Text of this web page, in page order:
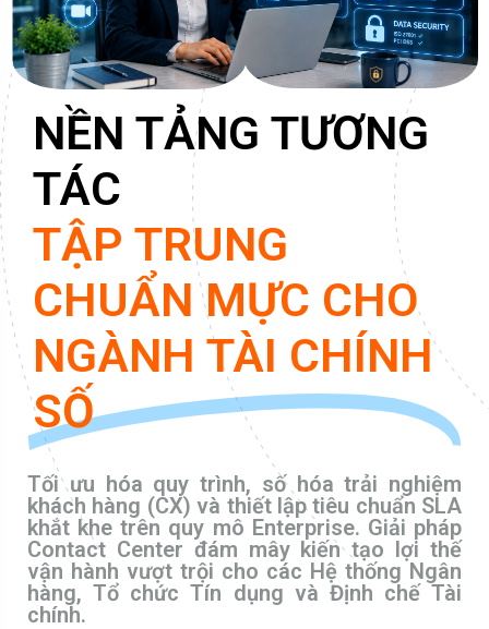
NỀN TẢNG TƯƠNG
TÁC
TẬP TRUNG
CHUẨN MỰC CHO
NGÀNH TÀI CHÍNH
SỐ
Tối ưu hóa quy trình, số hóa trải nghiệm
khách hàng (CX) và thiết lập tiêu chuẩn SLA
khắt khe trên quy mô Enterprise. Giải pháp
Contact Center đám mây kiến tạo lợi thế
vận hành vượt trội cho các Hệ thống Ngân
hàng, Tổ chức Tín dụng và Định chế Tài
chính.